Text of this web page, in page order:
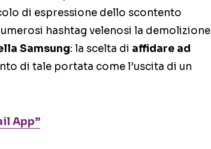
di espressione dello scontento
hashtag velenosi la demolizione
Samsung: la scelta di affidare ad
di tale portata come l’uscita di un
App”